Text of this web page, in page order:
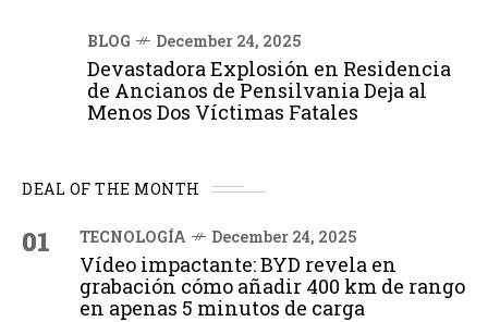
BLOG December 24, 2025
Devastadora Explosión en Residencia
de Ancianos de Pensilvania Deja al
Menos Dos Víctimas Fatales
DEAL OF THE MONTH
01 TECNOLOGÍA December 24, 2025
Vídeo impactante: BYD revela en
grabación cómo añadir 400 km de rango
en apenas 5 minutos de carga